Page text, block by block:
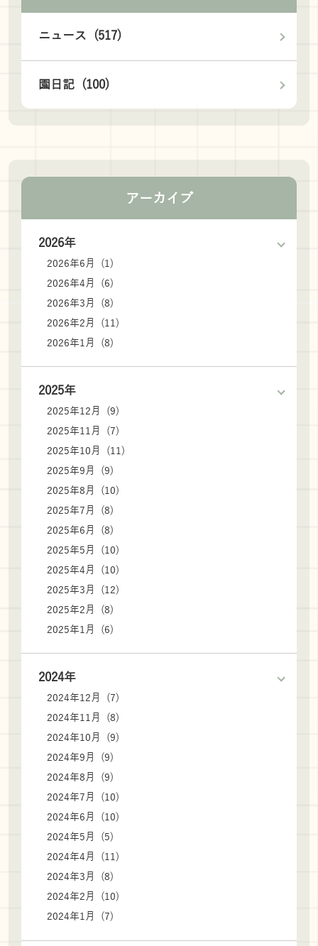
ニュース (517)
園日記 (100)
アーカイブ
2026年
2026年6月 (1)
2026年4月 (6)
2026年3月 (8)
2026年2月 (11)
2026年1月 (8)
2025年
2025年12月 (9)
2025年11月 (7)
2025年10月 (11)
2025年9月 (9)
2025年8月 (10)
2025年7月 (8)
2025年6月 (8)
2025年5月 (10)
2025年4月 (10)
2025年3月 (12)
2025年2月 (8)
2025年1月 (6)
2024年
2024年12月 (7)
2024年11月 (8)
2024年10月 (9)
2024年9月 (9)
2024年8月 (9)
2024年7月 (10)
2024年6月 (10)
2024年5月 (5)
2024年4月 (11)
2024年3月 (8)
2024年2月 (10)
2024年1月 (7)